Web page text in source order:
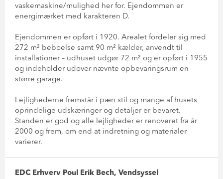
vaskemaskine/mulighed her for. Ejendommen er
energimærket med karakteren D.
Ejendommen er opført i 1920. Arealet fordeler sig med
272 m² beboelse samt 90 m² kælder, anvendt til
installationer – udhuset udgør 72 m² og er opført i 1955
og indeholder udover nævnte opbevaringsrum en
større garage.
Lejlighederne fremstår i pæn stil og mange af husets
oprindelige udskæringer og detaljer er bevaret.
Standen er god og alle lejligheder er renoveret fra år
2000 og frem, om end at indretning og materialer
varierer.
EDC Erhverv Poul Erik Bech, Vendsyssel